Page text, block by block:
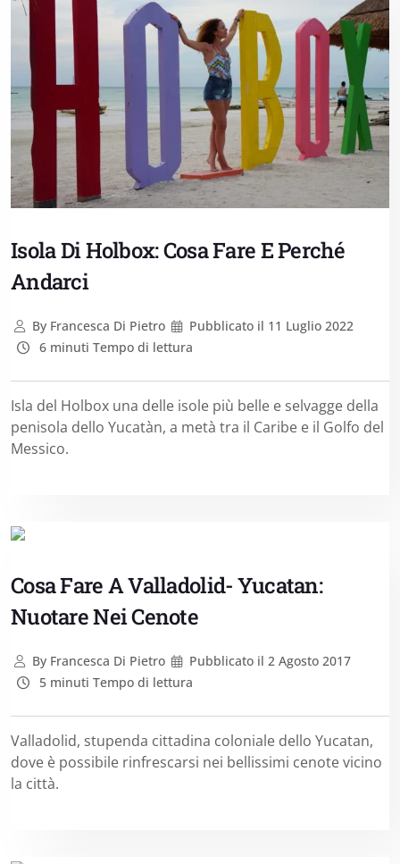
Isola Di Holbox: Cosa Fare E Perché
Andarci
ByFrancesca Di Pietro Pubblicato il 11 Luglio 2022
6 minuti Tempo di lettura
Isla del Holbox una delle isole più belle e selvagge della
penisola dello Yucatàn, a metà tra il Caribe e il Golfo del
Messico.
Cosa Fare A Valladolid- Yucatan:
Nuotare Nei Cenote
ByFrancesca Di Pietro Pubblicato il 2 Agosto 2017
5 minuti Tempo di lettura
Valladolid, stupenda cittadina coloniale dello Yucatan,
dove è possibile rinfrescarsi nei bellissimi cenote vicino
la città.